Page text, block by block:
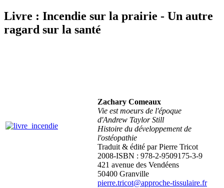
Livre : Incendie sur la prairie - Un autre
ragard sur la santé
Zachary Comeaux
Vie est moeurs de l'époque
d'Andrew Taylor Still
Histoire du développement de
l'ostéopathie
Traduit & édité par Pierre Tricot
2008-ISBN : 978-2-9509175-3-9
421 avenue des Vendéens
50400 Granville
pierre.tricot@approche-tissulaire.fr